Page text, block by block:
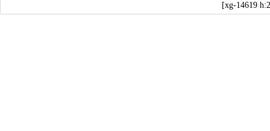
[xg-14619